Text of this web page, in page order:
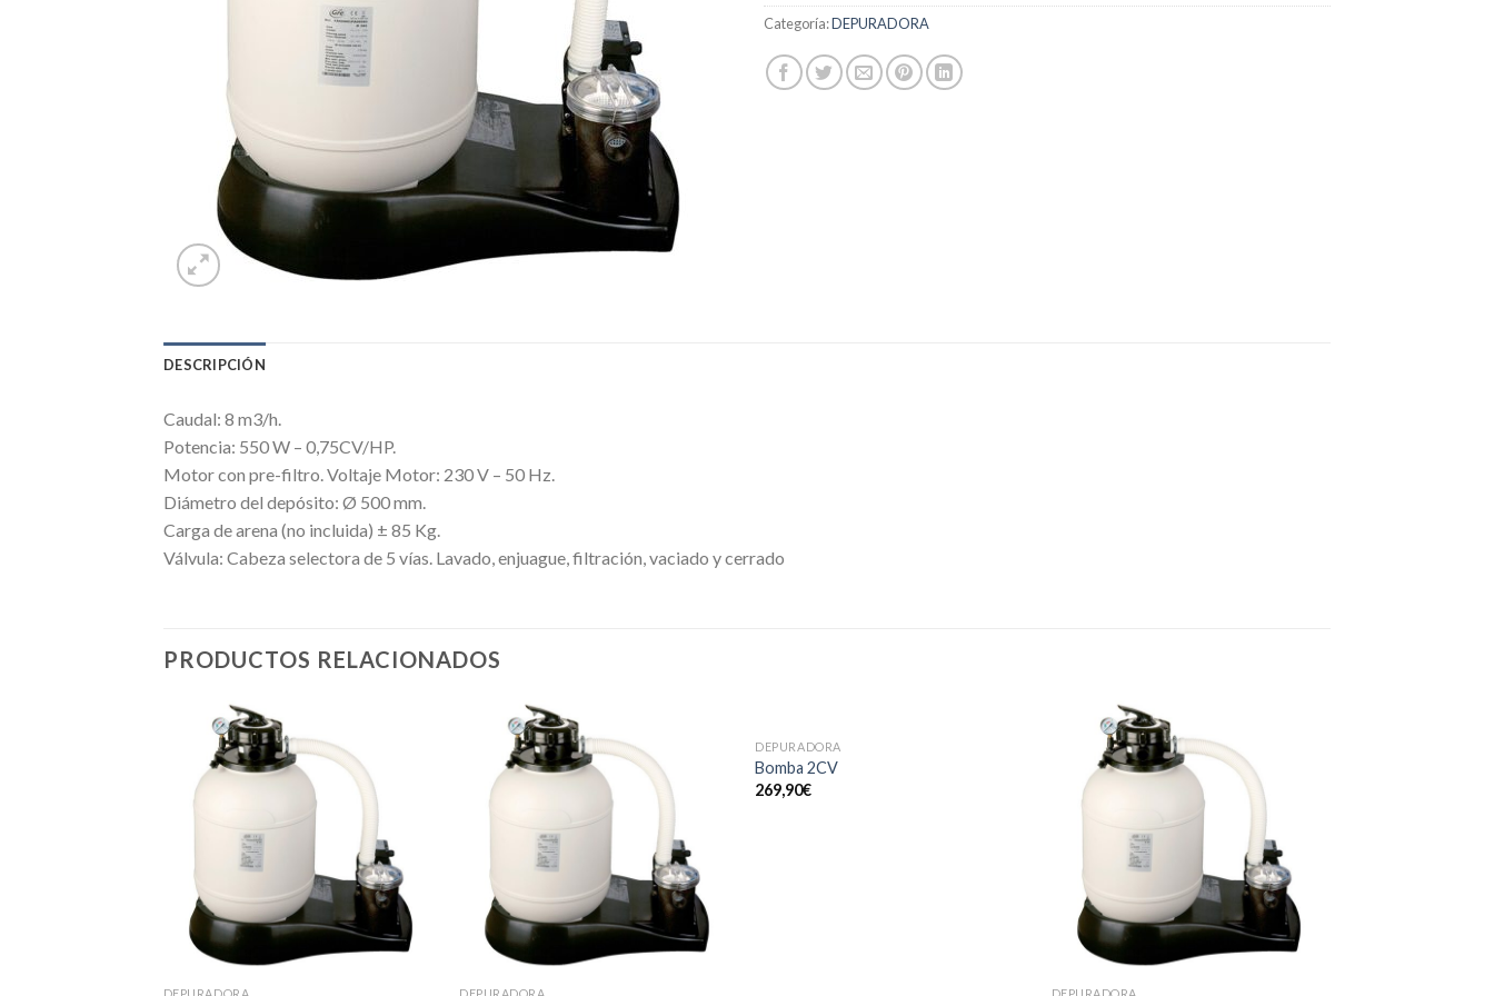
Categoría:DEPURADORA
DESCRIPCIÓN
Caudal: 8 m3/h.
Potencia: 550 W – 0,75CV/HP.
Motor con pre-filtro. Voltaje Motor: 230 V – 50 Hz.
Diámetro del depósito: Ø 500 mm.
Carga de arena (no incluida) ± 85 Kg.
Válvula: Cabeza selectora de 5 vías. Lavado, enjuague, filtración, vaciado y cerrado
PRODUCTOS RELACIONADOS
DEPURADORA DEPURADORA
DEPURADORA
Bomba 2CV
269,90€
DEPURADORA